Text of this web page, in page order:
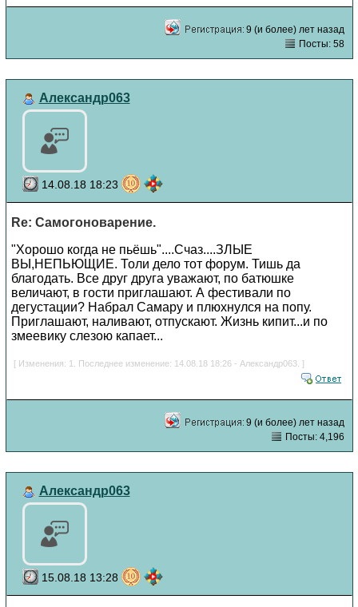
9 (и более) лет назад
Посты: 58
Александр063
14.08.18 18:23
Re: Самогоноварение.
"Хорошо когда не пьёшь"....Счаз....ЗЛЫЕ
ВЫ,НЕПЬЮЩИЕ. Толи дело тот форум. Тишь да
благодать. Все друг друга уважают, по батюшке
величают, в гости приглашают. А фестивали по
дегустации? Набрал Самару и плюхнулся на попу.
Приглашают, наливают, отпускают. Жизнь кипит...и по
змеевику слезою капает...
[ Изменения: 1. Последнее изменение: 14.08.18 18:26 - Александр063. ]
9 (и более) лет назад
Посты: 4,196
Александр063
15.08.18 13:28